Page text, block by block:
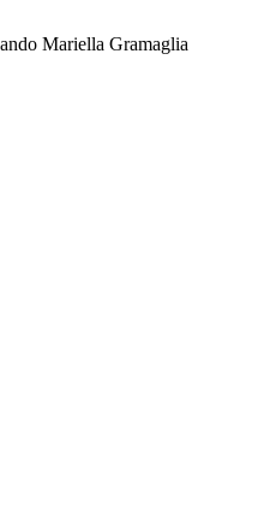
Mariella Gramaglia